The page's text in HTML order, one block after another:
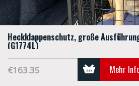
Heckklappenschutz, große
(G1774L)
€163.35 Mehr